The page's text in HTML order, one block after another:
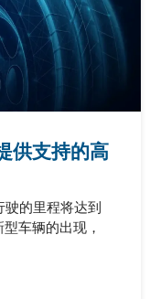
供支持的高
的里程将达到
车辆的出现，